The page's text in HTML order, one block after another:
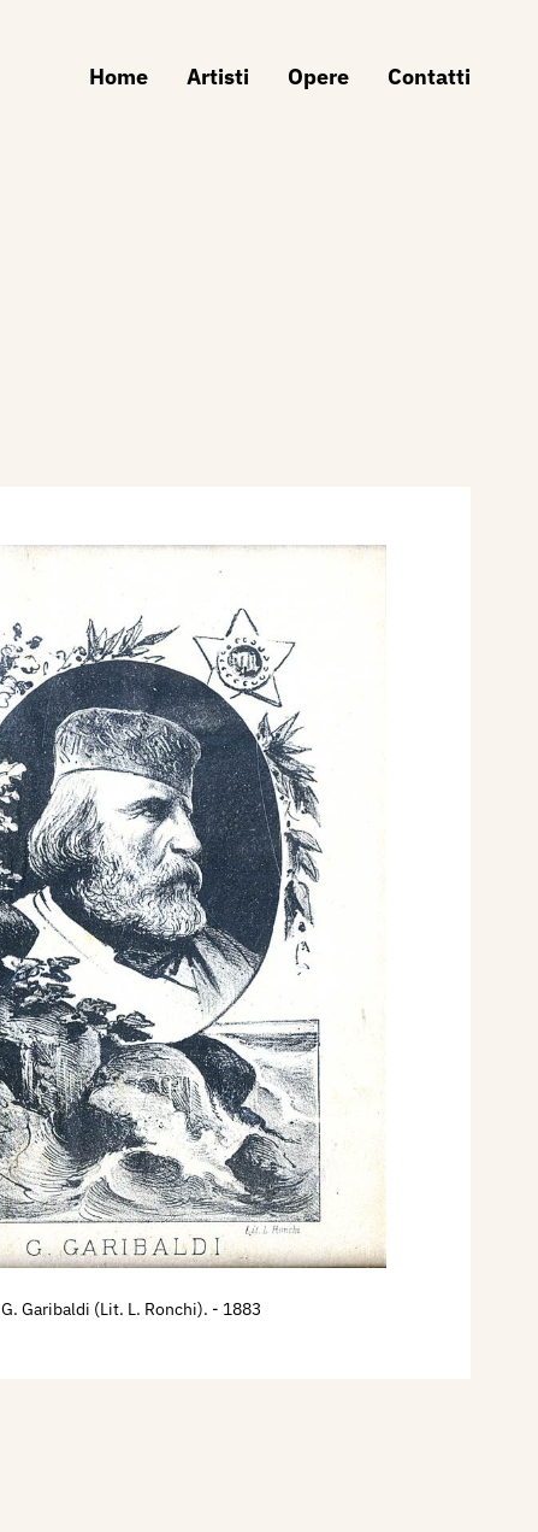
Home Artisti Opere Contatti
G. Garibaldi (Lit. L. Ronchi). - 1883